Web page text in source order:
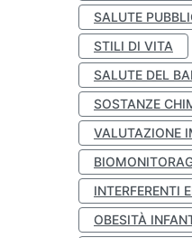
SALUTE
STILI DI VITA
SALUTE DEL
SOSTANZE
VALUTAZIONE
INTERFERENTI
OBESITÀ